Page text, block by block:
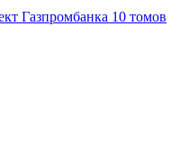
Газпромбанка 10 томов